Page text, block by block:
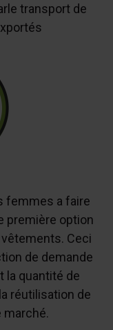
transport de
femmes a faire
première option
Ceci
de demande
la quantité de
réutilisation de
marché.